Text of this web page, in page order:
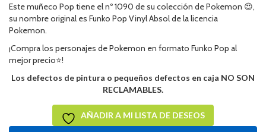
Este muñeco Pop tiene el nº 1090 de su colección de Pokemon 😍,
su nombre original es Funko Pop Vinyl Absol de la licencia
Pokemon.
¡Compra los personajes de Pokemon en formato Funko Pop al
mejor precio⭐!
Los defectos de pintura o pequeños defectos en caja NO SON
RECLAMABLES.
AÑADIR A MI LISTA DE DESEOS